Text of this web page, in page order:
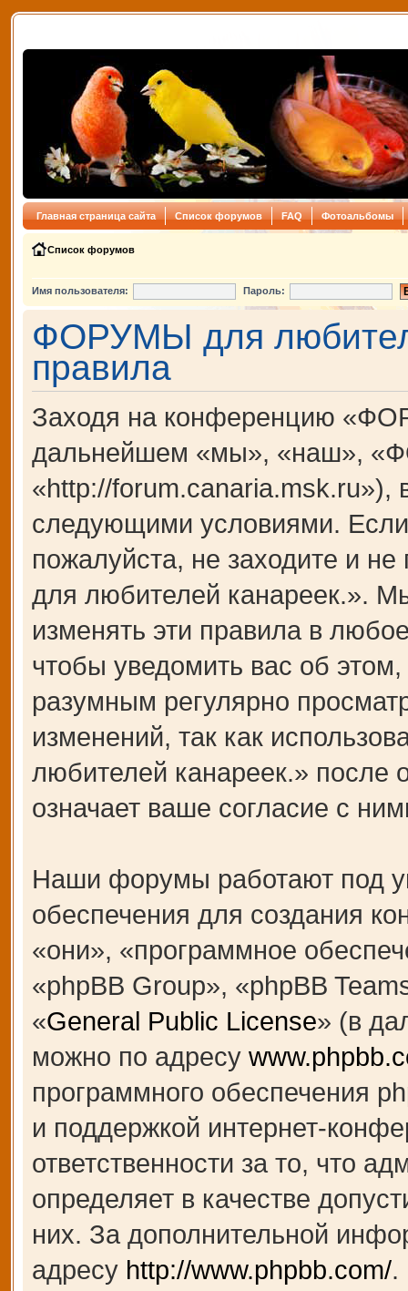
Главная страница сайта Список форумов FAQ Фотоальбомы
Список форумов
Имя пользователя: Пароль:
ФОРУМЫ для
правила
Заходя на конференцию
дальнейшем «мы», «наш»,
«http://forum.canaria.msk.ru»),
следующими условиями.
пожалуйста, не заходите и
для любителей канареек.».
изменять эти правила в
чтобы уведомить вас об
разумным регулярно
изменений, так как
любителей канареек.» после
означает ваше согласие с
Наши форумы работают под
обеспечения для создания
«они», «программное
«phpBB Group», «phpBB
«General Public License» (в
можно по адресу
программного обеспечения
и поддержкой интернет-
ответственности за то, что
определяет в качестве
них. За дополнительной
адресу http://www.phpbb.com/.